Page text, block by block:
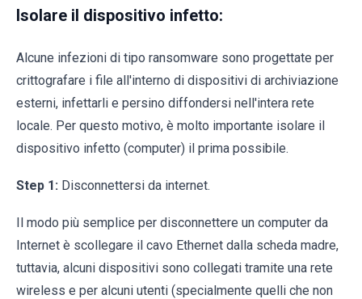
Isolare il dispositivo infetto:
Alcune infezioni di tipo ransomware sono progettate per
crittografare i file all'interno di dispositivi di archiviazione
esterni, infettarli e persino diffondersi nell'intera rete
locale. Per questo motivo, è molto importante isolare il
dispositivo infetto (computer) il prima possibile.
Step 1: Disconnettersi da internet.
Il modo più semplice per disconnettere un computer da
Internet è scollegare il cavo Ethernet dalla scheda madre,
tuttavia, alcuni dispositivi sono collegati tramite una rete
wireless e per alcuni utenti (specialmente quelli che non